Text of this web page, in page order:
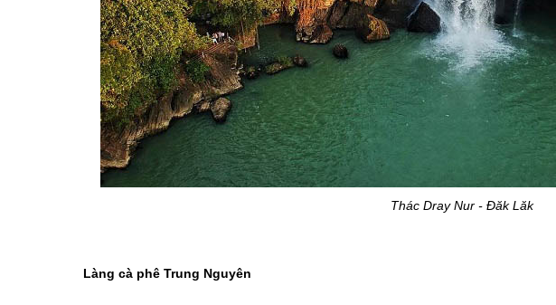
Thác Dray Nur - Đăk Lăk
Làng cà phê Trung Nguyên